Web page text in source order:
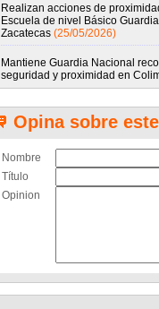
Realizan acciones de
Escuela de nivel Básico
Zacatecas (25/05/2026)
Mantiene Guardia Nacional
seguridad y proximidad en
Opina sobre
Nombre
Título
Opinion